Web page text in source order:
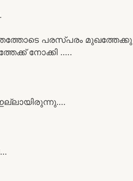
പരസ്പരം മുഖത്തേക്കു
നോക്കി …..